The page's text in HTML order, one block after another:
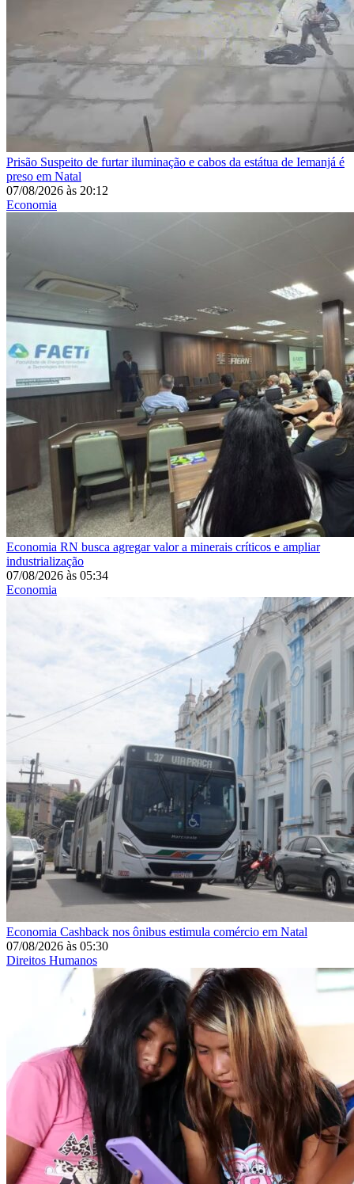
Prisão Suspeito de furtar iluminação e cabos da estátua de Iemanjá é
preso em Natal
07/08/2026 às 20:12
Economia
Economia RN busca agregar valor a minerais críticos e ampliar
industrialização
07/08/2026 às 05:34
Economia
Economia Cashback nos ônibus estimula comércio em Natal
07/08/2026 às 05:30
Direitos Humanos